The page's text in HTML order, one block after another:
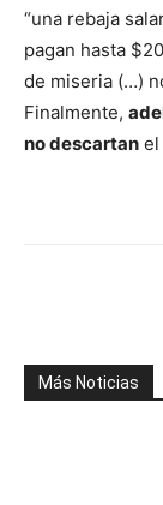
“una rebaja
pagan hasta
de miseria (…)
Finalmente,
no descartan el
Más Noticias